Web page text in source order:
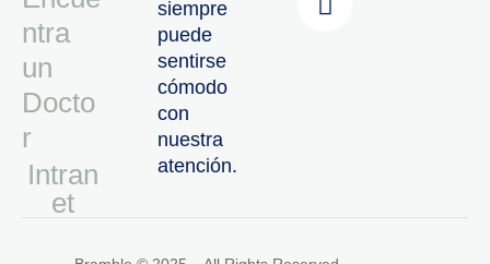
ntra
un
Docto
r
Intran
Et
siempre
puede
sentirse
cómodo
con
nuestra
atención.